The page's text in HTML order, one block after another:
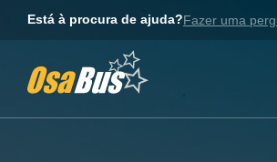
Está à procura de ajuda?Fazer uma